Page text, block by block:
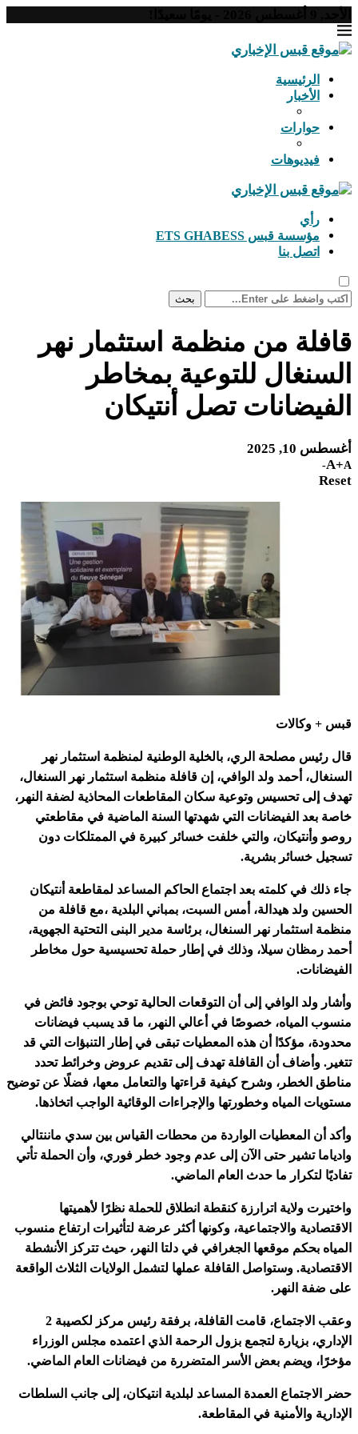
الرئيسية
الأخبار
حوارات
فيديوهات
رأي
مؤسسة قبس ETS GHABESS
اتصل بنا
من منظمة استثمار نهر
للتوعية بمخاطر
تصل أنتيكان
10, 2025
+ وكالات
رئيس مصلحة الري، بالخلية الوطنية لمنظمة استثمار نهر
أحمد ولد الوافي، إن قافلة منظمة استثمار نهر السنغال،
إلى تحسيس وتوعية سكان المقاطعات المحاذية لضفة النهر،
بعد الفيضانات التي شهدتها السنة الماضية في مقاطعتي
وأنتيكان، والتي خلفت خسائر كبيرة في الممتلكات دون
خسائر بشرية.
ذلك في كلمته بعد اجتماع الحاكم المساعد لمقاطعة أنتيكان
ولد هيدالة، أمس السبت، بمباني البلدية ،مع قافلة من
استثمار نهر السنغال، برئاسة مدير البنى التحتية الجهوية،
رمظان سيلا، وذلك في إطار حملة تحسيسية حول مخاطر
ولد الوافي إلى أن التوقعات الحالية توحي بوجود فائض في
المياه، خصوصًا في أعالي النهر، ما قد يسبب فيضانات
مؤكدًا أن هذه المعطيات تبقى في إطار التنبؤات التي قد
وأضاف أن القافلة تهدف إلى تقديم عروض وخرائط تحدد
الخطر، وشرح كيفية قراءتها والتعامل معها، فضلًا عن توضيح
المياه وخطورتها والإجراءات الوقائية الواجب اتخاذها.
أن المعطيات الواردة من محطات القياس بين سدي ماننتالي
تشير حتى الآن إلى عدم وجود خطر فوري، وأن الحملة تأتي
لتكرار ما حدث العام الماضي.
ولاية اترارزة كنقطة انطلاق للحملة نظرًا لأهميتها
والاجتماعية، وكونها أكثر عرضة لتأثيرات ارتفاع منسوب
بحكم موقعها الجغرافي في دلتا النهر، حيث تتركز الأنشطة
وستواصل القافلة عملها لتشمل الولايات الثلاث الواقعة
ضفة النهر.
وعقب الاجتماع، قامت القافلة، برفقة رئيس مركز لكصيبة 2
بزيارة لتجمع بزول الرحمة الذي اعتمده مجلس الوزراء
ويضم بعض الأسر المتضررة من فيضانات العام الماضي.
الاجتماع العمدة المساعد لبلدية انتيكان، إلى جانب السلطات
والأمنية في المقاطعة.